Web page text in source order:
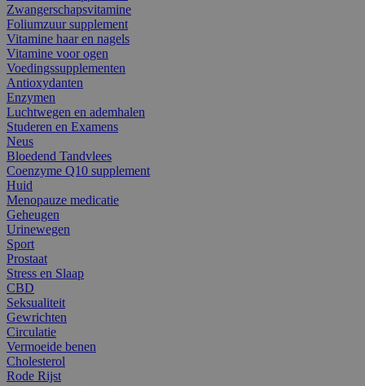
Zwangerschapsvitamine
Foliumzuur supplement
Vitamine haar en nagels
Vitamine voor ogen
Voedingssupplementen
Antioxydanten
Enzymen
Luchtwegen en ademhalen
Studeren en Examens
Neus
Bloedend Tandvlees
Coenzyme Q10 supplement
Huid
Menopauze medicatie
Geheugen
Urinewegen
Sport
Prostaat
Stress en Slaap
CBD
Seksualiteit
Gewrichten
Circulatie
Vermoeide benen
Cholesterol
Rode Rijst